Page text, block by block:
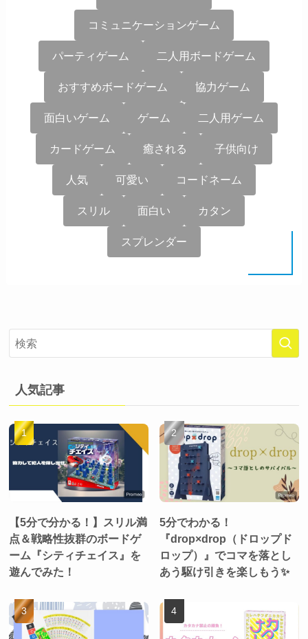
コミュニケーションゲーム
パーティゲーム 二人用ボードゲーム
おすすめボードゲーム 協力ゲーム
面白いゲーム ゲーム 二人用ゲーム
カードゲーム 癒される 子供向け
人気 可愛い コードネーム
スリル 面白い カタン
スプレンダー
人気記事
【5分で分かる！】スリル満
点＆戦略性抜群のボードゲ
ーム『シティチェイス』を
遊んでみた！
5分でわかる！
『drop×drop（ドロップド
ロップ）』でコマを落とし
あう駆け引きを楽しもう✨